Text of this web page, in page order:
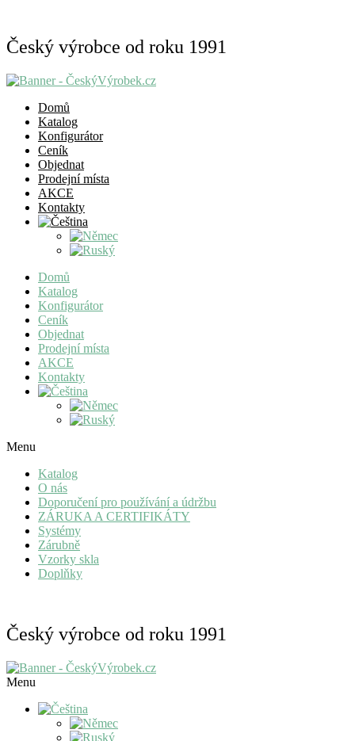
Český výrobce od roku 1991
Domů
Katalog
Konfigurátor
Ceník
Objednat
Prodejní místa
AKCE
Kontakty
Domů
Katalog
Konfigurátor
Ceník
Objednat
Prodejní místa
AKCE
Kontakty
Menu
Katalog
O nás
Doporučení pro používání a údržbu
ZÁRUKA A CERTIFIKÁTY
Systémy
Zárubně
Vzorky skla
Doplňky
Český výrobce od roku 1991
Menu